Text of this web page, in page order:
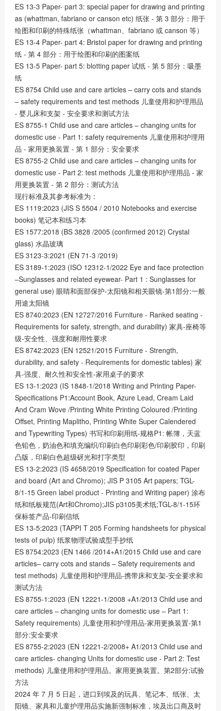
ES 13-3 Paper- part 3: special paper for drawing and printing
as (whattman, fabriano or canson etc) 纸张 - 第 3 部分：⽤于
绘图和印刷的特殊纸张（whattman、fabriano 或 canson 等）
ES 13-4 Paper- part 4: Bristol paper for drawing and printing
纸 - 第 4 部分：⽤于绘图和印刷的图案纸
ES 13-5 Paper- part 5: blotting paper 试纸 - 第 5 部分：吸墨
纸
ES 8754 Child use and care articles – carry cots and stands
– safety requirements and test methods ⼉童使⽤和护理⽤品
- 婴⼉床和⽀架 - 安全要求和测试⽅法
ES 8755-1 Child use and care articles – changing units for
domestic use - Part 1: safety requirements ⼉童使⽤和护理⽤
品 - 家⽤更换装置 - 第 1 部分：安全要求
ES 8755-2 Child use and care articles – changing units for
domestic use - Part 2: test methods ⼉童使⽤和护理⽤品 - 家
⽤更换装置 - 第 2 部分：测试⽅法
现⾏标准及其参考标准为：
ES 1119:2023 (JIS S 5504 / 2010 Notebooks and exercise
books) 笔记本和练习本
ES 1577:2018 (BS 3828 /2005 (confirmed 2012) Crystal
glass) 水晶玻璃
ES 3123-3:2021 (EN 71-3 /2019)
ES 3189-1:2023 (ISO 12312-1/2022 Eye and face protection
–Sunglasses and related eyewear- Part 1 : Sunglasses for
general use) 眼睛和面部保护-太阳镜和相关眼镜-第1部分:一般
用途太阳镜
ES 8740:2023 (EN 12727/2016 Furniture - Ranked seating -
Requirements for safety, strength, and durability) 家具-座椅等
级-安全性、强度和耐用性要求
ES 8742:2023 (EN 12521/2015 Furniture - Strength,
durability, and safety - Requirements for domestic tables) 家
具-强度、耐久性和安全性-家用桌子的要求
ES 13-1:2023 (IS 1848-1/2018 Writing and Printing Paper-
Specifications P1:Account Book, Azure Lead, Cream Laid
And Cram Wove /Printing White Printing Coloured /Printing
Offset, Printing Maplitho, Printing White Super Calendered
and Typewriting Types) 书写和印刷用纸-规格P1: 帐簿，天蓝
色铅色，奶油色和填充编织/印刷白色印刷彩色/印刷胶印，印刷
凸版，印刷白色超级砑光和打字类型
ES 13-2:2023 (IS 4658/2019 Specification for coated Paper
and board (Art and Chromo); JIS P 3105 Art papers; TGL-
8/1-15 Green label product - Printing and Writing paper) 涂布
纸和纸板规范(Art和Chromo);JIS p3105美术纸;TGL-8/1-15环
保标签产品-印刷信纸
ES 13-5:2023 (TAPPI T 205 Forming handsheets for physical
tests of pulp) 纸浆物理试验成型手抄纸
ES 8754:2023 (EN 1466 /2014+A1/2015 Child use and care
articles– carry cots and stands – Safety requirements and
test methods) 儿童使用和护理用品-携带床和支架-安全要求和
测试方法
ES 8755-1:2023 (EN 12221-1/2008 +A1/2013 Child use and
care articles – changing units for domestic use – Part 1:
Safety requirements) 儿童使用和护理用品-家用更换装置-第1
部分:安全要求
ES 8755-2:2023 (EN 12221-2/2008+ A1/2013 Child use and
care articles- changing Units for domestic use - Part 2: Test
methods) 儿童使用和护理用品。家用更换装置。第2部分:试验
方法
2024 年 7 ⽉ 5 ⽇起，进口到埃及的玩具、笔记本、纸张、太
阳镜、家具和⼉童护理⽤品实施新强制标准，埃及出口商及时